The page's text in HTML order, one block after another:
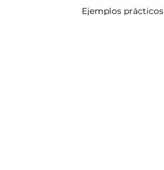
Ejemplos prácticos